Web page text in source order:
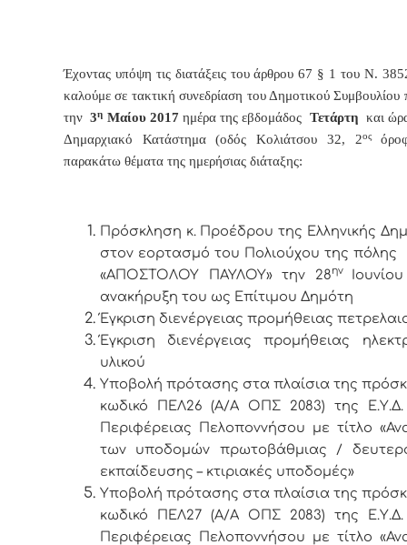
Έχοντας υπόψη τις διατάξεις του άρθρου 67 § 1 του Ν.
καλούμε σε τακτική συνεδρίαση του Δημοτικού Συμβουλίου
την3η Μαίου 2017 ημέρα της εβδομάδος Τετάρτηκαι
Δημαρχιακό Κατάστημα (οδός Κολιάτσου 32, 2ος
παρακάτω θέματα της ημερήσιας διάταξης:
Πρόσκληση κ. Προέδρου της Ελληνικής
στον εορτασμό του Πολιούχου της πόλης
«ΑΠΟΣΤΟΛΟΥ ΠΑΥΛΟΥ» την 28ην
ανακήρυξη του ως Επίτιμου Δημότη
Έγκριση διενέργειας προμήθειας
Έγκριση διενέργειας προμήθειας
υλικού
Υποβολή πρότασης στα πλαίσια της
κωδικό ΠΕΛ26 (Α/Α ΟΠΣ 2083) της
Περιφέρειας Πελοποννήσου με τίτλο
των υποδομών πρωτοβάθμιας /
εκπαίδευσης – κτιριακές υποδομές»
Υποβολή πρότασης στα πλαίσια της
κωδικό ΠΕΛ27 (Α/Α ΟΠΣ 2083) της
Περιφέρειας Πελοποννήσου με τίτλο